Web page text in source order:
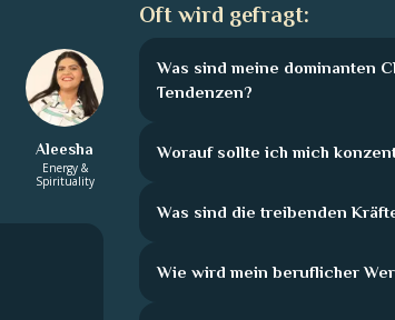
Aleesha
Energy &
Spirituality
Oft wird gefragt:
Was sind meine dominanten
Tendenzen?
Worauf sollte ich mich
Was sind die treibenden
Wie wird mein beruflicher